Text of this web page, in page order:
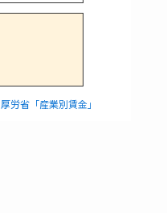
厚労省「産業別賃金」